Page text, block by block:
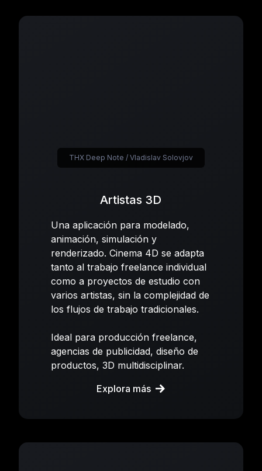
Artistas 3D
Una aplicación para modelado,
animación, simulación y
renderizado. Cinema 4D se adapta
tanto al trabajo freelance individual
como a proyectos de estudio con
varios artistas, sin la complejidad de
los flujos de trabajo tradicionales.
Ideal para producción freelance,
agencias de publicidad, diseño de
productos, 3D multidisciplinar.
Explora más
THX Deep Note / Vladislav Solovjov